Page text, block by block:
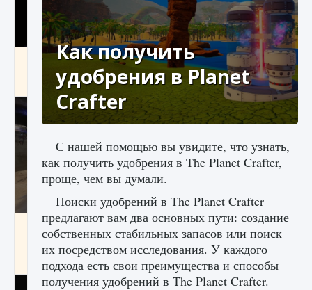
Как получить Thunder Egg в Stardew Valley
9 августа 2024 1 244 0 0
Как исправить неработающие награды For
Honor
9 августа 2024 1 205
Как получить
удобрения в Planet
Crafter
С нашей помощью вы увидите, что узнать,
как получить удобрения в The Planet Crafter,
проще, чем вы думали.
Поиски удобрений в The Planet Crafter
предлагают вам два основных пути: создание
собственных стабильных запасов или поиск
их посредством исследования. У каждого
подхода есть свои преимущества и способы
получения удобрений в The Planet Crafter.